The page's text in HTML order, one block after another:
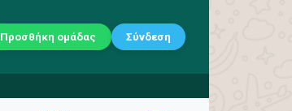
Προσθήκη ομάδας Σύνδεση